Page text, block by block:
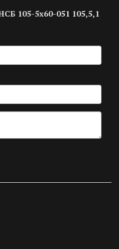
105-5х60-051 105,5,1